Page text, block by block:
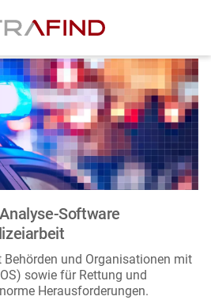
Software
und Organisationen mit
sowie für Rettung und
Herausforderungen.